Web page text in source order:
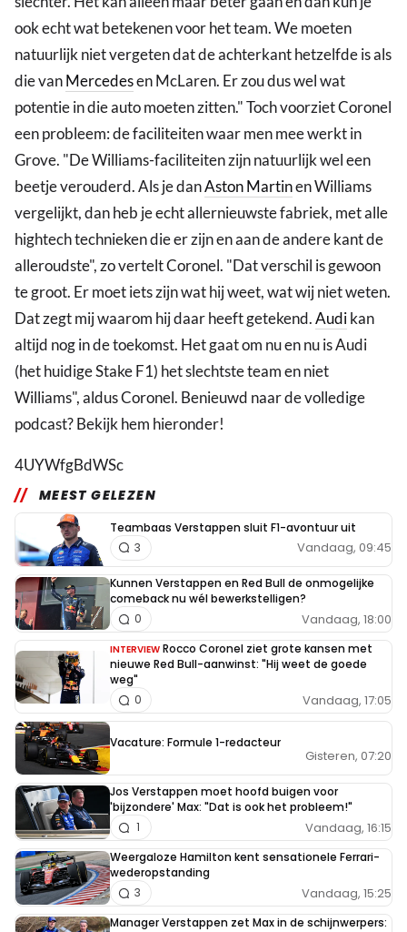
ook echt wat betekenen voor het team. We moeten
natuurlijk niet vergeten dat de achterkant hetzelfde is als
die vanMercedesen McLaren. Er zou dus wel wat
potentie in die auto moeten zitten." Toch voorziet Coronel
een probleem: de faciliteiten waar men mee werkt in
Grove. "De Williams-faciliteiten zijn natuurlijk wel een
beetje verouderd. Als je danAston Martinen Williams
vergelijkt, dan heb je echt allernieuwste fabriek, met alle
hightech technieken die er zijn en aan de andere kant de
alleroudste", zo vertelt Coronel. "Dat verschil is gewoon
te groot. Er moet iets zijn wat hij weet, wat wij niet weten.
Dat zegt mij waarom hij daar heeft getekend.Audikan
altijd nog in de toekomst. Het gaat om nu en nu is Audi
(het huidige Stake F1) het slechtste team en niet
Williams", aldus Coronel. Benieuwd naar de volledige
podcast? Bekijk hem hieronder!
4UYWfgBdWSc
MEEST GELEZEN
Teambaas Verstappen sluit F1-avontuur uit
Vandaag, 09:45
3
Kunnen Verstappen en Red Bull de onmogelijke
comeback nu wél bewerkstelligen?
Vandaag, 18:00
0
INTERVIEW Rocco Coronel ziet grote kansen met
nieuwe Red Bull-aanwinst: "Hij weet de goede
weg"
Vandaag, 17:05
0
Vacature: Formule 1-redacteur
Gisteren, 07:20
Jos Verstappen moet hoofd buigen voor
'bijzondere' Max: "Dat is ook het probleem!"
Vandaag, 16:15
1
Weergaloze Hamilton kent sensationele Ferrari-
wederopstanding
Vandaag, 15:25
3
Manager Verstappen zet Max in de schijnwerpers: